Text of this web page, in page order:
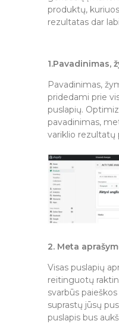
produktų,
rezultatas dar
1.Pavadinimas,
Pavadinimas,
pridedami prie
puslapių.
pavadinimas,
variklio rezultatų
2. Meta
Visas puslapių
reitinguotų
svarbūs
suprastų jūsų
puslapis bus